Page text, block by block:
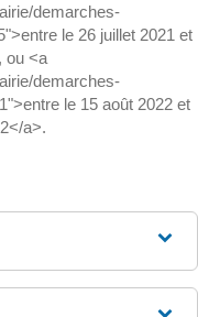
demarches-
le 26 juillet 2021 et
ou <a
demarches-
le 15 août 2022 et
a>.